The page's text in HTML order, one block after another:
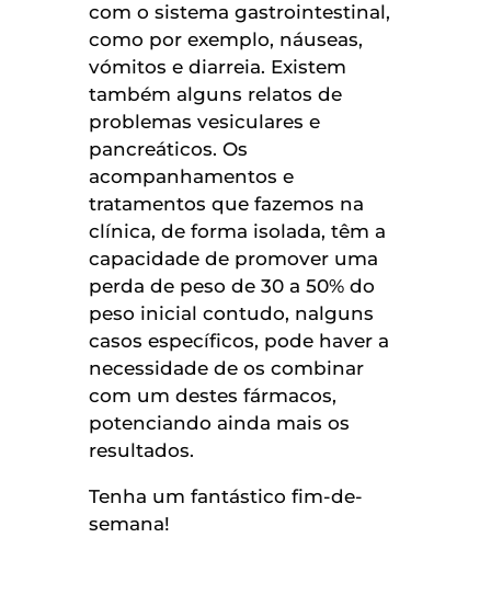
com o sistema gastrointestinal,
como por exemplo, náuseas,
vómitos e diarreia. Existem
também alguns relatos de
problemas vesiculares e
pancreáticos. Os
acompanhamentos e
tratamentos que fazemos na
clínica, de forma isolada, têm a
capacidade de promover uma
perda de peso de 30 a 50% do
peso inicial contudo, nalguns
casos específicos, pode haver a
necessidade de os combinar
com um destes fármacos,
potenciando ainda mais os
resultados.
Tenha um fantástico fim-de-
semana!